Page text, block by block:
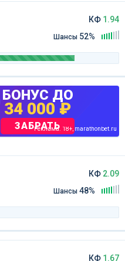
КФ 1.94
Шансы 52%
БОНУС ДО
34 000 ₽
ЗАБРАТЬ
Реклама. 18+, marathonbet.ru
КФ 2.09
Шансы 48%
КФ 1.67